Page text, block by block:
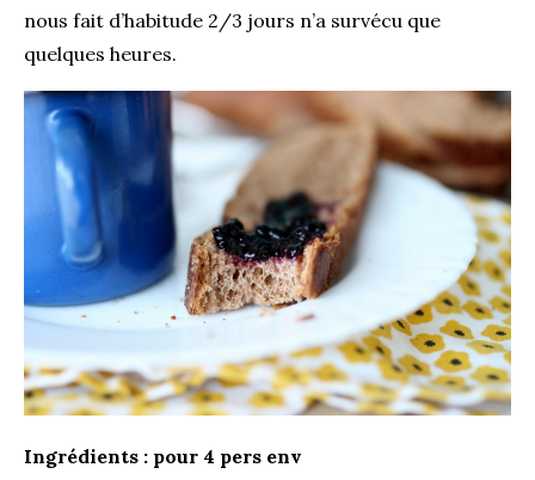
nous fait d’habitude 2/3 jours n’a survécu que
quelques heures.
Ingrédients : pour 4 pers env